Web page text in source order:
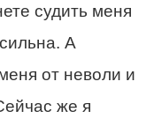
судить меня
А
от неволи и
же я